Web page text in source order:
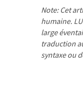
Note: Cet
humaine.
large
traduction
syntaxe ou